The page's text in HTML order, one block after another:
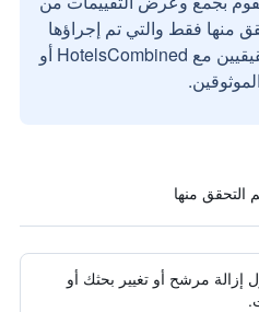
منها فقط والتي تم إجراؤها
بواسطة مستخدمين حقيقيين مع HotelsCombined أو
إزالة مرشح أو تغيير بحثك أو